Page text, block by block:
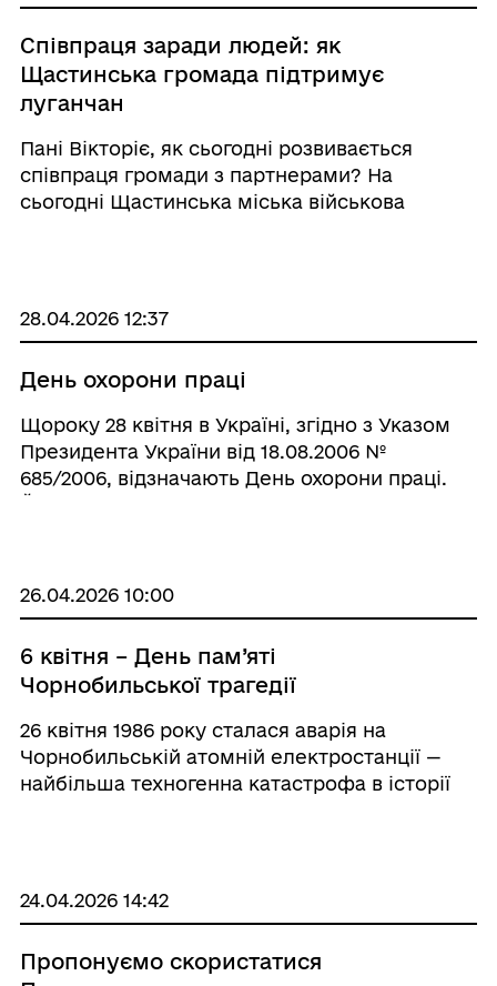
Співпраця заради людей: як
Щастинська громада підтримує
луганчан
Пані Вікторіє, як сьогодні розвивається
співпраця громади з партнерами? На
сьогодні Щастинська міська військова
благодійними ...
28.04.2026 12:37
День охорони праці
Щороку 28 квітня в Україні, згідно з Указом
Президента України від 18.08.2006 №
685/2006, відзначають День охорони праці.
...
26.04.2026 10:00
6 квітня – День пам’яті
Чорнобильської трагедії
26 квітня 1986 року сталася аварія на
Чорнобильській атомній електростанції —
найбільша техногенна катастрофа в історії
цьо ...
24.04.2026 14:42
Пропонуємо скористатися